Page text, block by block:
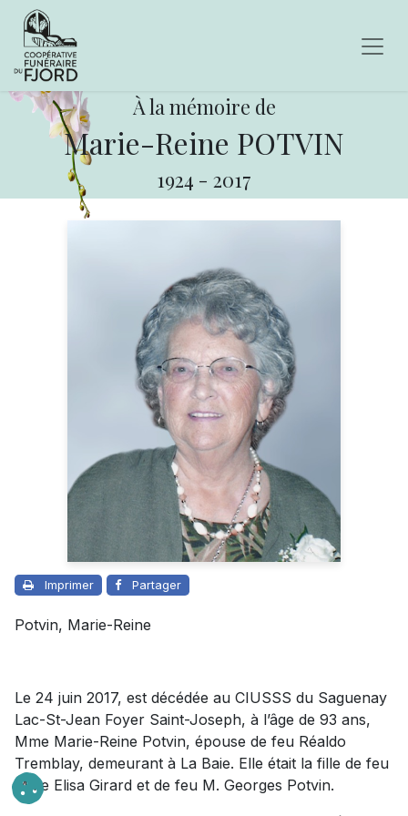
À la mémoire de
Marie-Reine POTVIN
1924 - 2017
Imprimer Partager
Potvin, Marie-Reine
Le 24 juin 2017, est décédée au CIUSSS du Saguenay
Lac-St-Jean Foyer Saint-Joseph, à l’âge de 93 ans,
Mme Marie-Reine Potvin, épouse de feu Réaldo
Tremblay, demeurant à La Baie. Elle était la fille de feu
Mme Elisa Girard et de feu M. Georges Potvin.